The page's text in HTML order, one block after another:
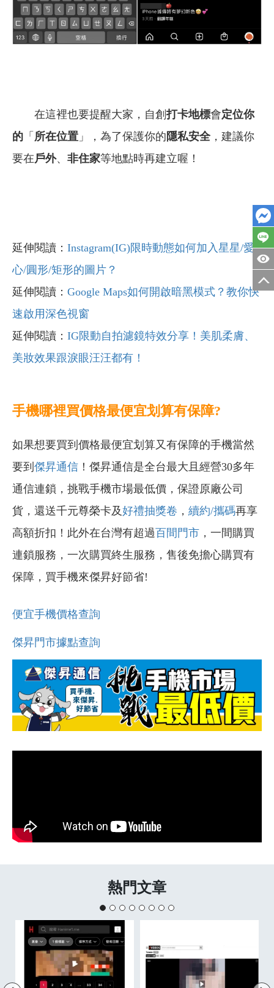
在這裡也要提醒大家，自創打卡地標會定位你
的 「 所在位置 」，為了保護你的隱私安全，建議你
要在戶外、 非住家等地點時再建立喔！
延伸閱讀： Instagram(IG)限時動態如何加入星星/愛
心/圓形/矩形的圖片？
延伸閱讀： Google Maps如何開啟暗黑模式？教你快
速啟用深色視窗
延伸閱讀： IG限動自拍濾鏡特效分享！美肌柔膚、
美妝效果跟淚眼汪汪都有！
手機哪裡買價格最便宜划算有保障?
如果想要買到價格最便宜划算又有保障的手機當然
要到 傑昇通信 ！傑昇通信是全台最大且經營30多年
通信連鎖，挑戰手機市場最低價，保證原廠公司
貨，還送千元尊榮卡及好禮抽獎卷 ， 續約/攜碼再享
高額折扣！此外在台灣有超過百間門市 ，一間購買
連鎖服務，一次購買終生服務，售後免擔心購買有
保障，買手機來傑昇好節省!
便宜手機價格查詢
傑昇門市據點查詢
熱門文章